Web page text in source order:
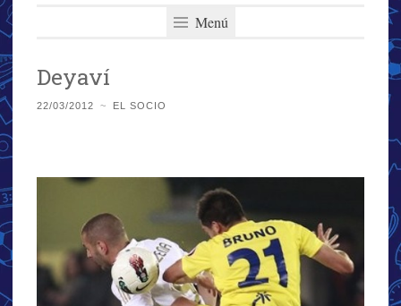
Menú
Deyaví
22/03/2012 ~ EL SOCIO